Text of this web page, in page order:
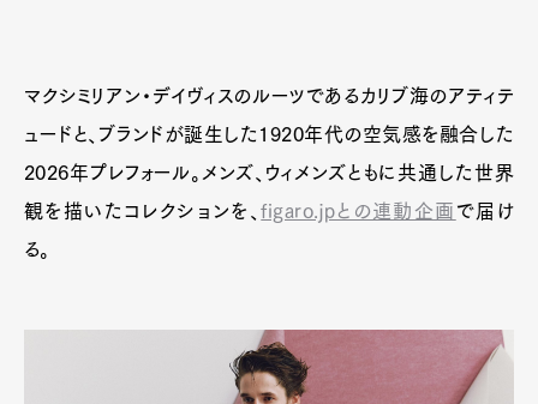
マクシミリアン・デイヴィスのルーツであるカリブ海のアティテ
ュードと、ブランドが誕生した1920年代の空気感を融合した
2026年プレフォール。メンズ、ウィメンズともに共通した世界
観を描いたコレクションを、figaro.jpとの連動企画 で届け
る。